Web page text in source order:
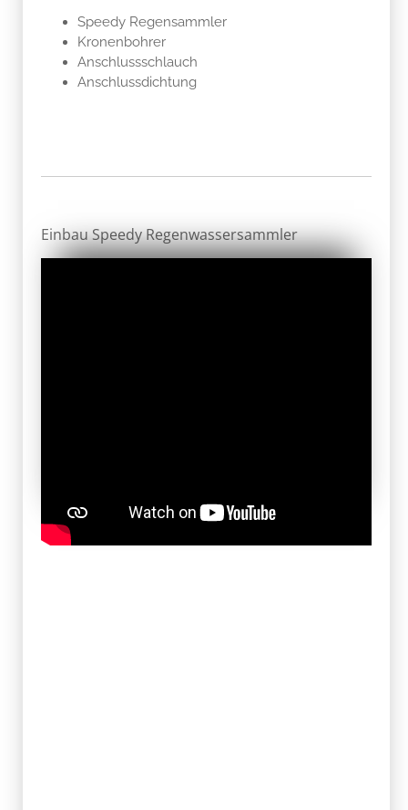
Speedy Regensammler
Kronenbohrer
Anschlussschlauch
Anschlussdichtung
Einbau Speedy Regenwassersammler